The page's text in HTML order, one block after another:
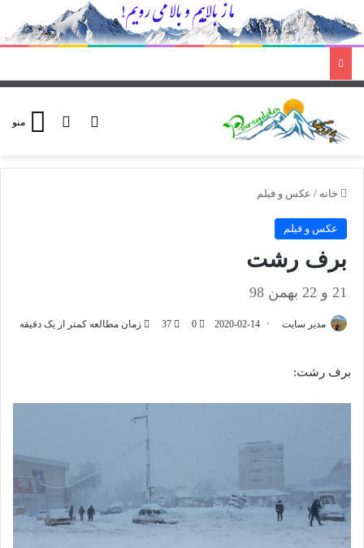
منوتغییر ورود
خانه / عکس و فیلم
عکس و فیلم
برف رشت
21 و 22 بهمن 98
مدیر سایت 2020-02-14
0
37 زمان مطالعه کمتر از یک دقیقه
برف رشت: